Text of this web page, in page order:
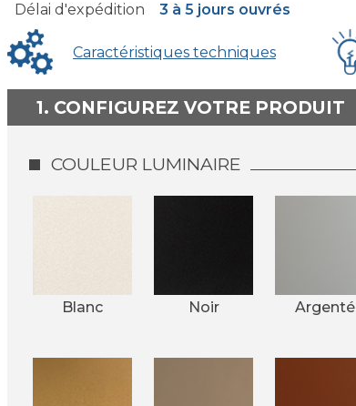
Délai d'expédition 3 à 5 jours ouvrés
Caractéristiques techniques
1. CONFIGUREZ VOTRE PRODUIT
COULEUR LUMINAIRE
Blanc Noir Argenté